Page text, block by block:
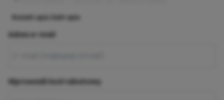
Rozwiń opis Zwiń opis
Adres e-mail
Wprowadź kod rabatowy